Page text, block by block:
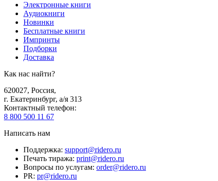
Электронные книги
Аудиокниги
Новинки
Бесплатные книги
Импринты
Подборки
Доставка
Как нас найти?
620027, Россия,
г. Екатеринбург, а/я 313
Контактный телефон:
8 800 500 11 67
Написать нам
Поддержка: support@ridero.ru
Печать тиража: print@ridero.ru
Вопросы по услугам: order@ridero.ru
PR: pr@ridero.ru